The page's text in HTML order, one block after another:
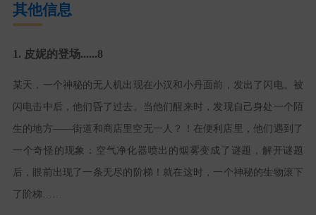
其他信息
1. 皮妮的登场......8
某天，一个神秘的无人机出现在小汉和小丹面前，发出了闪电。被
闪电击中后，他们昏了过去。当他们醒来时，发现自己身处一个陌
生的地方——街道和商店里空无一人？！在便利店里，他们遇到了
一个奇怪的现象：空气净化器喷出的烟雾变成了谜题，解开谜题
后，眼前出现了一条无尽的阶梯！就在这时，一个神秘的生物滚下
了阶梯……